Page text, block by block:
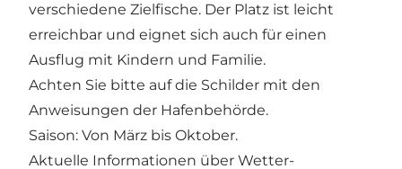
verschiedene Zielfische. Der Platz ist leicht
erreichbar und eignet sich auch für einen
Ausflug mit Kindern und Familie.
Achten Sie bitte auf die Schilder mit den
Anweisungen der Hafenbehörde.
Saison: Von März bis Oktober.
Aktuelle Informationen über Wetter-